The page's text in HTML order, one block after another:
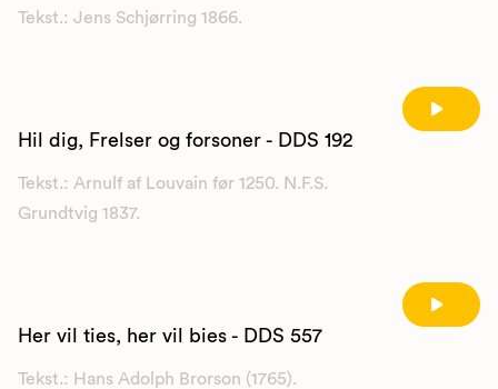
Tekst.: Jens Schjørring 1866.
Hil dig, Frelser og forsoner - DDS 192
Tekst.: Arnulf af Louvain før 1250. N.F.S.
Grundtvig 1837.
Her vil ties, her vil bies - DDS 557
Tekst.: Hans Adolph Brorson (1765).